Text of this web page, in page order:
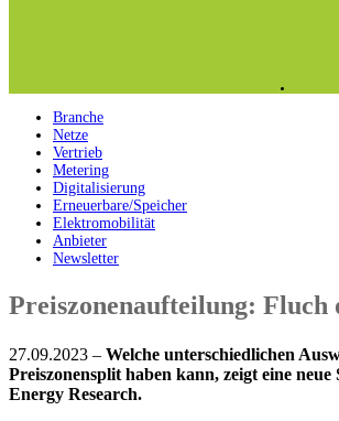
Branche
Netze
Vertrieb
Metering
Digitalisierung
Erneuerbare/Speicher
Elektromobilität
Anbieter
Newsletter
Preiszonenaufteilung: Fluch
27.09.2023 – Welche unterschiedlichen
Preiszonensplit haben kann, zeigt eine
Energy Research.